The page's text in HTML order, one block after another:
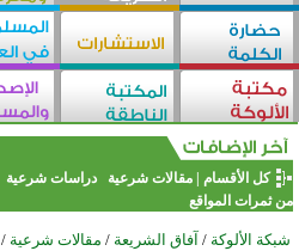
كل الأقسام |مقالات شرعية دراسات شرعية
من ثمرات المواقع
شبكة الألوكة / آفاق الشريعة / مقالات شرعية /